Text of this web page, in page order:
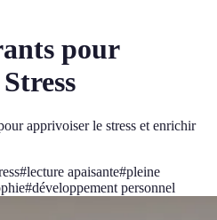
pour
apprivoiser le stress et enrichir
#lecture apaisante#pleine
#développement personnel